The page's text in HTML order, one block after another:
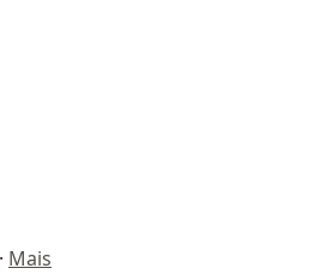
· Mais